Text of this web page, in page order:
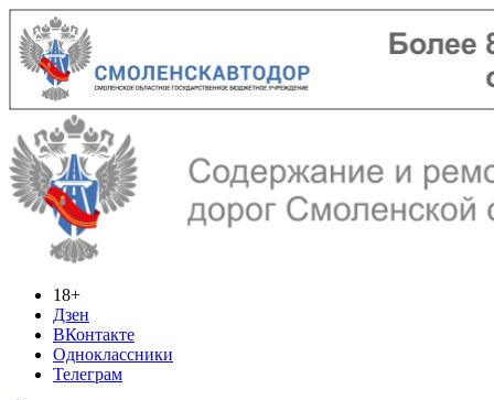
18+
Дзен
ВКонтакте
Одноклассники
Телеграм